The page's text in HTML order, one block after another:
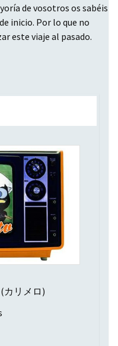
de vosotros os sabéis
inicio. Por lo que no
este viaje al pasado.
カリメロ)